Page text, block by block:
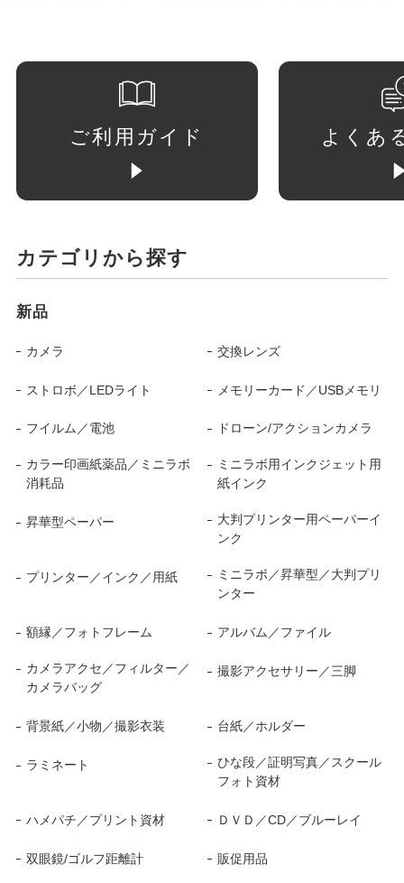
ご利用ガイド よくあ
カテゴリから探す
新品
カメラ 交換レンズ
ストロボ／LEDライト メモリーカード／USBメモリ
フイルム／電池 ドローン/アクションカメラ
カラー印画紙薬品／ミニラボ
消耗品
ミニラボ用インクジェット用
紙インク
昇華型ペーパー
大判プリンター用ペーパーイ
ンク
プリンター／インク／用紙
ミニラボ／昇華型／大判プリ
ンター
額縁／フォトフレーム アルバム／ファイル
カメラアクセ／フィルター／
カメラバッグ
撮影アクセサリー／三脚
背景紙／小物／撮影衣装 台紙／ホルダー
ラミネート
ひな段／証明写真／スクール
フォト資材
ハメパチ／プリント資材 ＤＶＤ／CD／ブルーレイ
双眼鏡/ゴルフ距離計 販促用品